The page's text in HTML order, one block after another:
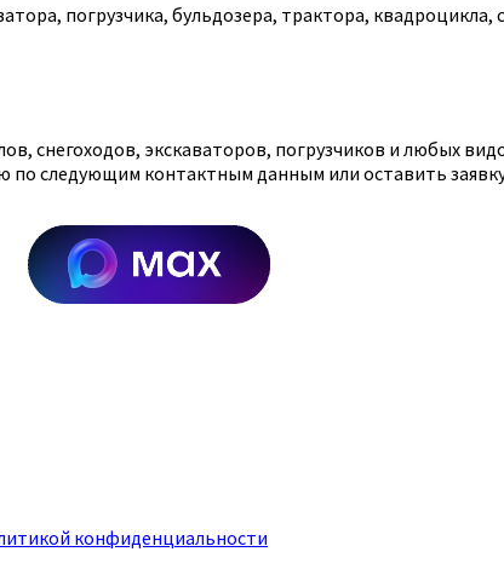
погрузчика, бульдозера, трактора, квадроцикла,
снегоходов, экскаваторов, погрузчиков и любых
по следующим контактным данным или оставить
конфиденциальности